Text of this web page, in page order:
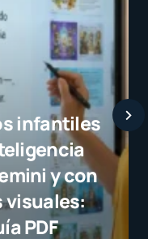
a la
y destaca
ejemplo
niños